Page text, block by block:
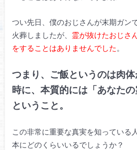
つい先日、僕のおじさんが末期ガン
火葬しましたが、 霊が抜けたおじさ
をすることはありませんでした 。
つまり、ご飯というのは肉
時に、本質的には「あなたの
ということ。
この非常に重要な真実を知っている
本にどのくらいいるでしょうか？